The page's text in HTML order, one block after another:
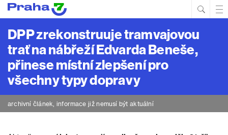
DPP zrekonstruuje tramvajovou
trať na nábřeží Edvarda Beneše,
přinese místní zlepšení pro
všechny typy dopravy
archivní článek, informace již nemusí být aktuální